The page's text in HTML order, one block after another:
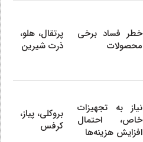
خطر فساد برخی
محصولات
پرتقال، هلو،
ذرت شیرین
نیاز به تجهیزات
خاص، احتمال
افزایش هزینه‌ها
بروکلی، پیاز،
کرفس